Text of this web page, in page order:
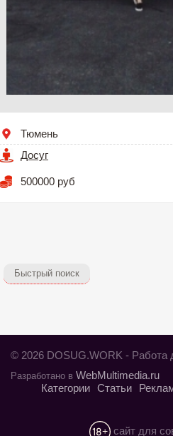
Тюмень
Досуг
500000 руб
Быстрый поиск
© 2026 DOSUG.WORK - Работа
Разработано в WebMultimedia.ru
Статьи
Категории
сайт для